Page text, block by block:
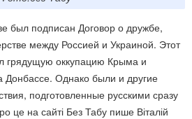
был подписан Договор о дружбе,
между Россией и Украиной. Этот
грядущую оккупацию Крыма и
Однако были и другие
подготовленные русскими сразу
це на сайті Без Табу пише Віталій